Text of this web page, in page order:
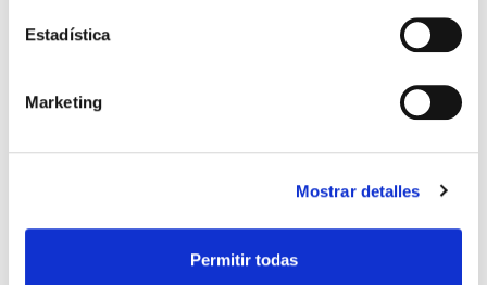
Estadística
Marketing
Mostrar detalles
Permitir todas